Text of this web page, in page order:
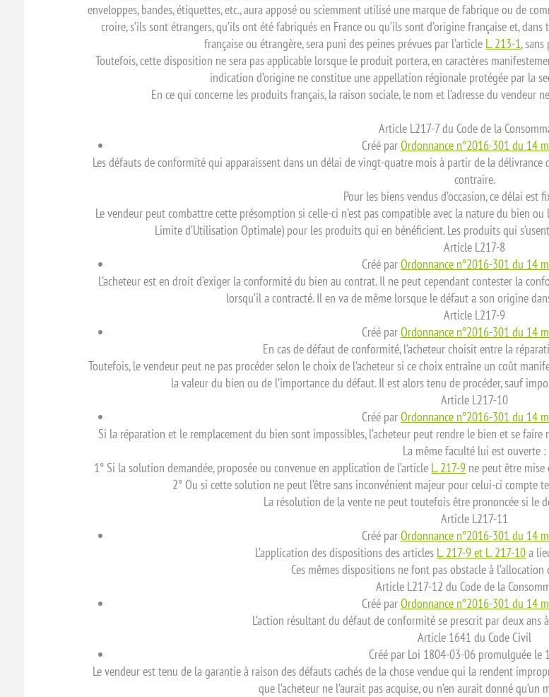
enveloppes, bandes, étiquettes, etc., aura apposé ou sciemment utilisé une marque de fabrique ou de
croire, s’ils sont étrangers, qu’ils ont été fabriqués en France ou qu’ils sont d’origine française et,
française ou étrangère, sera puni des peines prévues par l’article L. 213-1,
Toutefois, cette disposition ne sera pas applicable lorsque le produit portera, en caractères
indication d’origine ne constitue une appellation régionale protégée par la
En ce qui concerne les produits français, la raison sociale, le nom et l’adresse du vendeur
Article L217-7 du Code de la
Créé parOrdonnance n°2016-301 du 14
Les défauts de conformité qui apparaissent dans un délai de vingt-quatre mois à partir de la
contraire.
Pour les biens vendus d’occasion, ce délai est
Le vendeur peut combattre cette présomption si celle-ci n’est pas compatible avec la nature du bien
Limite d’Utilisation Optimale) pour les produits qui en bénéficient. Les produits qui
Article L217-8
Créé parOrdonnance n°2016-301 du 14
L’acheteur est en droit d’exiger la conformité du bien au contrat. Il ne peut cependant contester la
lorsqu’il a contracté. Il en va de même lorsque le défaut a son origine
Article L217-9
Créé parOrdonnance n°2016-301 du 14
En cas de défaut de conformité, l’acheteur choisit entre la
Toutefois, le vendeur peut ne pas procéder selon le choix de l’acheteur si ce choix entraîne un coût
la valeur du bien ou de l’importance du défaut. Il est alors tenu de procéder, sauf
Article L217-10
Créé parOrdonnance n°2016-301 du 14
Si la réparation et le remplacement du bien sont impossibles, l’acheteur peut rendre le bien et se
La même faculté lui est ouverte :
1° Si la solution demandée, proposée ou convenue en application de l’article L. 217-9 ne peut être
2° Ou si cette solution ne peut l’être sans inconvénient majeur pour celui-ci compte
La résolution de la vente ne peut toutefois être prononcée si le
Article L217-11
Créé parOrdonnance n°2016-301 du 14
L’application des dispositions des articles L. 217-9 et L. 217-10a
Ces mêmes dispositions ne font pas obstacle à
Article L217-12 du Code de la
Créé parOrdonnance n°2016-301 du 14
L’action résultant du défaut de conformité se prescrit par deux ans
Article 1641 du Code Civil
Créé par Loi 1804-03-06 promulguée le
Le vendeur est tenu de la garantie à raison des défauts cachés de la chose vendue qui la rendent
que l’acheteur ne l’aurait pas acquise, ou n’en aurait donné